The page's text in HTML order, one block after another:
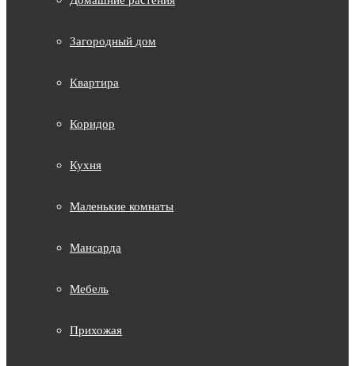
Загородный дом
Квартира
Коридор
Кухня
Маленькие комнаты
Мансарда
Мебель
Прихожая